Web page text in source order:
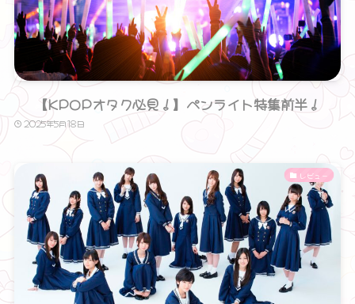
【KPOPオタク必見！】ペンライト特集前半！
2025年5月18日
レビュー